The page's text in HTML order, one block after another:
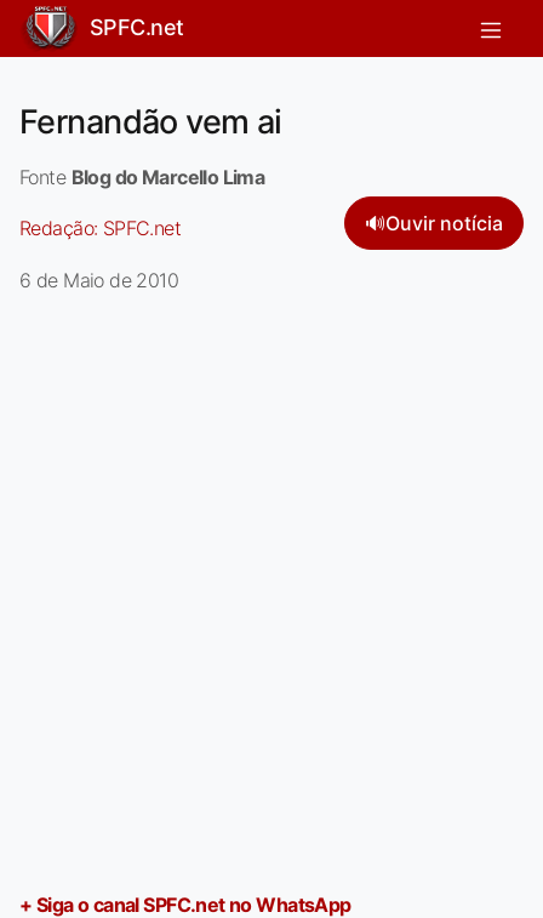
SPFC.net
Fernandão vem ai
Fonte Blog do Marcello Lima
Redação: SPFC.net 🔊Ouvir notícia
6 de Maio de 2010
+ Siga o canal SPFC.net no WhatsApp